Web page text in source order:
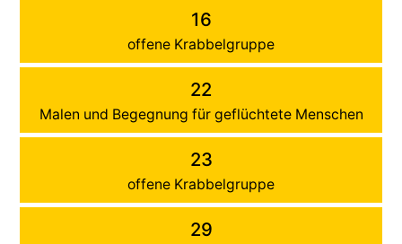
16
offene Krabbelgruppe
22
Malen und Begegnung für geflüchtete Menschen
23
offene Krabbelgruppe
29